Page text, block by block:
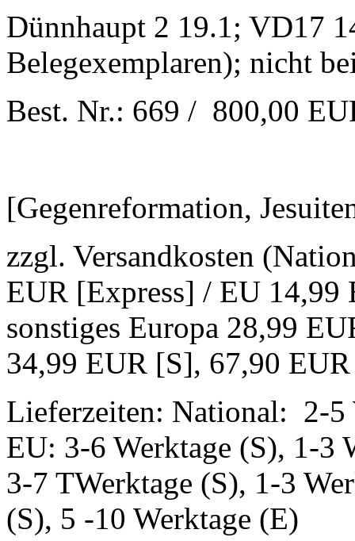
Dünnhaupt 2 19.1; VD17
Belegexemplaren); nicht
Best. Nr.: 669 / 800,00
[Gegenreformation,
zzgl. Versandkosten
EUR [Express] / EU
sonstiges Europa 28,99
34,99 EUR [S], 67,90
Lieferzeiten: National: 2-5
EU: 3-6 Werktage (S), 1-3
3-7 TWerktage (S), 1-3
(S), 5 -10 Werktage (E)